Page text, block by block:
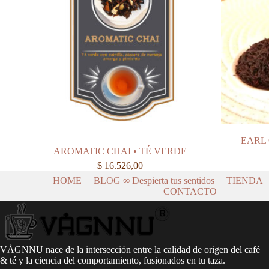
AROMATIC CHAI • TÉ VERDE
$16.526,00
EARL
HOME BLOG ∞ Despierta tus sentidos TIENDA
CONTACTO
VÅGNNU nace de la intersección entre la calidad de origen del café
& té y la ciencia del comportamiento, fusionados en tu taza.